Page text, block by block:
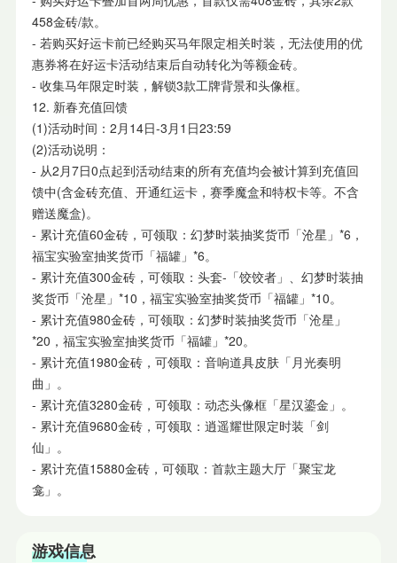
458金砖/款。
- 若购买好运卡前已经购买马年限定相关时装，无法使用的优
惠券将在好运卡活动结束后自动转化为等额金砖。
- 收集马年限定时装，解锁3款工牌背景和头像框。
12. 新春充值回馈
(1)活动时间：2月14日-3月1日23:59
(2)活动说明：
- 从2月7日0点起到活动结束的所有充值均会被计算到充值回
馈中(含金砖充值、开通红运卡，赛季魔盒和特权卡等。不含
赠送魔盒)。
- 累计充值60金砖，可领取：幻梦时装抽奖货币「沧星」*6，
福宝实验室抽奖货币「福罐」*6。
- 累计充值300金砖，可领取：头套-「饺饺者」、幻梦时装抽
奖货币「沧星」*10，福宝实验室抽奖货币「福罐」*10。
- 累计充值980金砖，可领取：幻梦时装抽奖货币「沧星」
*20，福宝实验室抽奖货币「福罐」*20。
- 累计充值1980金砖，可领取：音响道具皮肤「月光奏明
曲」。
- 累计充值3280金砖，可领取：动态头像框「星汉鎏金」。
- 累计充值9680金砖，可领取：逍遥耀世限定时装「剑
仙」。
- 累计充值15880金砖，可领取：首款主题大厅「聚宝龙
龛」。
游戏信息